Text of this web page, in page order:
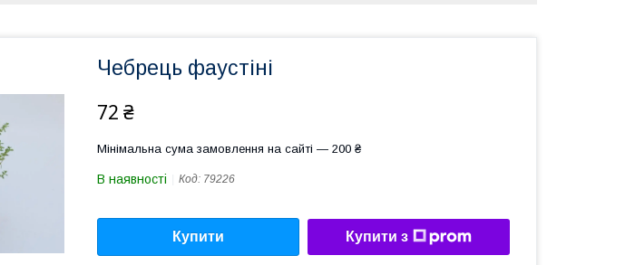
Чебрець фаустіні
72 ₴
Мінімальна сума замовлення на сайті — 200 ₴
В наявності Код: 79226
Купити Купити з